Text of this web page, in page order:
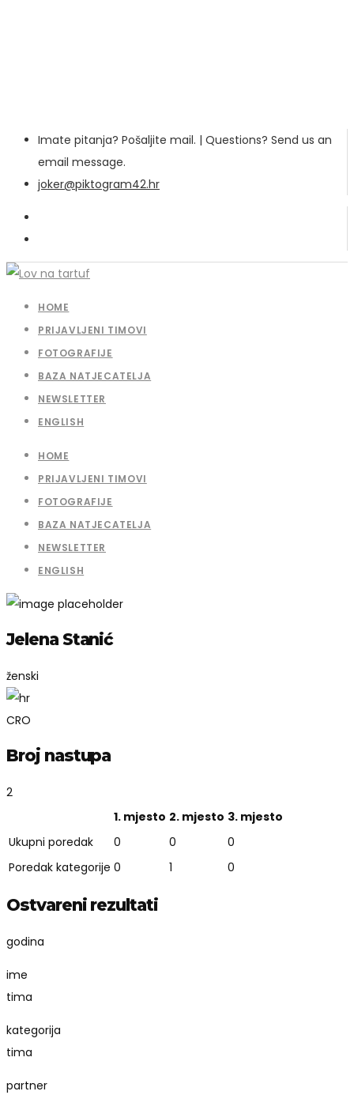
Imate pitanja? Pošaljite mail. | Questions? Send us an
email message.
joker@piktogram42.hr
HOME
PRIJAVLJENI TIMOVI
FOTOGRAFIJE
BAZA NATJECATELJA
NEWSLETTER
ENGLISH
HOME
PRIJAVLJENI TIMOVI
FOTOGRAFIJE
BAZA NATJECATELJA
NEWSLETTER
ENGLISH
Jelena Stanić
ženski
CRO
Broj nastupa
2
1. mjesto 2. mjesto 3. mjesto
Ukupni poredak
0 0
0
Poredak kategorije 0 1 0
Ostvareni rezultati
godina
ime
tima
kategorija
tima
partner